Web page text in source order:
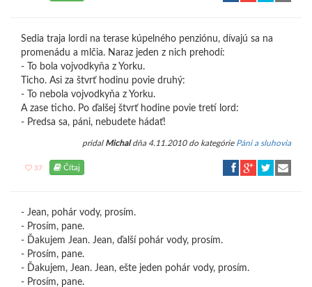
Sedia traja lordi na terase kúpelného penziónu, dívajú sa na
promenádu a mlčia. Naraz jeden z nich prehodí:
- To bola vojvodkyňa z Yorku.
Ticho. Asi za štvrť hodinu povie druhý:
- To nebola vojvodkyňa z Yorku.
A zase ticho. Po ďalšej štvrť hodine povie tretí lord:
- Predsa sa, páni, nebudete hádať!
pridal Michaldňa 4.11.2010 do kategórie Páni a sluhovia
37 Čítaj
- Jean, pohár vody, prosím.
- Prosím, pane.
- Ďakujem Jean. Jean, ďalší pohár vody, prosím.
- Prosím, pane.
- Ďakujem, Jean. Jean, ešte jeden pohár vody, prosím.
- Prosím, pane.